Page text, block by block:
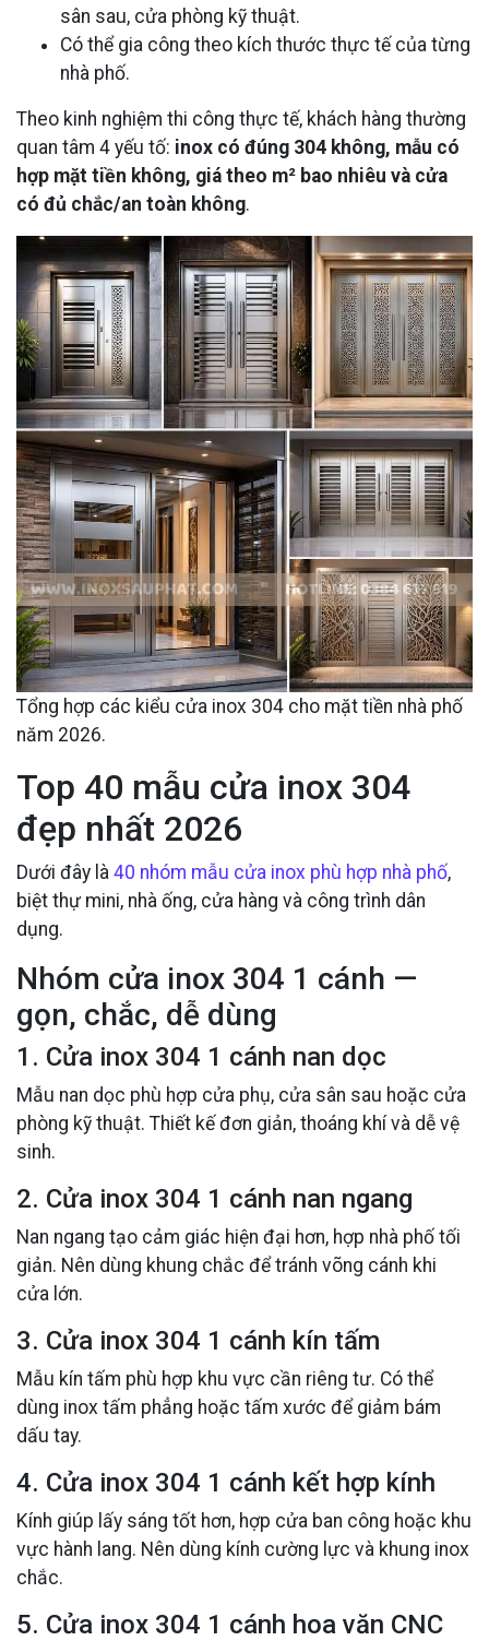
sân sau, cửa phòng kỹ thuật.
Có thể gia công theo kích thước thực tế của từng
nhà phố.
Theo kinh nghiệm thi công thực tế, khách hàng thường
quan tâm 4 yếu tố: inox có đúng 304 không, mẫu có
hợp mặt tiền không, giá theo m² bao nhiêu và cửa
có đủ chắc/an toàn không.
Tổng hợp các kiểu cửa inox 304 cho mặt tiền nhà phố
năm 2026.
Top 40 mẫu cửa inox 304
đẹp nhất 2026
Dưới đây là 40 nhóm mẫu cửa inox phù hợp nhà phố,
biệt thự mini, nhà ống, cửa hàng và công trình dân
dụng.
Nhóm cửa inox 304 1 cánh —
gọn, chắc, dễ dùng
1. Cửa inox 304 1 cánh nan dọc
Mẫu nan dọc phù hợp cửa phụ, cửa sân sau hoặc cửa
phòng kỹ thuật. Thiết kế đơn giản, thoáng khí và dễ vệ
sinh.
2. Cửa inox 304 1 cánh nan ngang
Nan ngang tạo cảm giác hiện đại hơn, hợp nhà phố tối
giản. Nên dùng khung chắc để tránh võng cánh khi
cửa lớn.
3. Cửa inox 304 1 cánh kín tấm
Mẫu kín tấm phù hợp khu vực cần riêng tư. Có thể
dùng inox tấm phẳng hoặc tấm xước để giảm bám
dấu tay.
4. Cửa inox 304 1 cánh kết hợp kính
Kính giúp lấy sáng tốt hơn, hợp cửa ban công hoặc khu
vực hành lang. Nên dùng kính cường lực và khung inox
chắc.
5. Cửa inox 304 1 cánh hoa văn CNC